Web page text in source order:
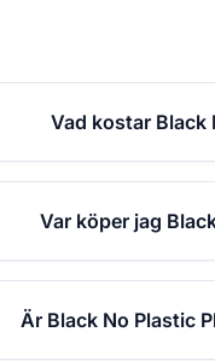
Vad kostar Black
Var köper jag
Är Black No Plastic